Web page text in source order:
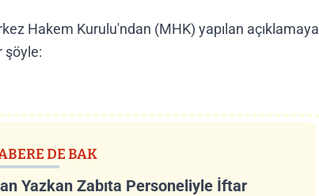
Hakem Kurulu'ndan (MHK) yapılan açıklamaya
şöyle:
DE BAK
Yazkan Zabıta Personeliyle İftar